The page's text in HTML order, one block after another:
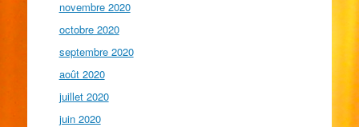
novembre 2020
octobre 2020
septembre 2020
août 2020
juillet 2020
juin 2020